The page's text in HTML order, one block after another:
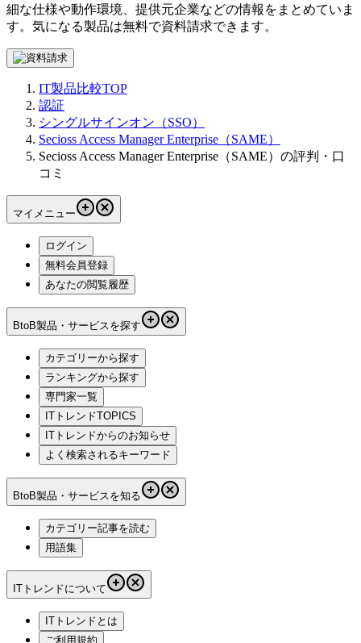
細な仕様や動作環境、提供元企業などの情報をまとめていま
す。気になる製品は無料で資料請求できます。
IT製品比較TOP
認証
シングルサインオン（SSO）
Secioss Access Manager Enterprise（SAME）
Secioss Access Manager Enterprise（SAME）の評判・口
コミ
マイメニュー
ログイン
無料会員登録
あなたの閲覧履歴
BtoB製品・サービスを探す
カテゴリーから探す
ランキングから探す
専門家一覧
ITトレンドTOPICS
ITトレンドからのお知らせ
よく検索されるキーワード
BtoB製品・サービスを知る
カテゴリー記事を読む
用語集
ITトレンドについて
ITトレンドとは
ご利用規約